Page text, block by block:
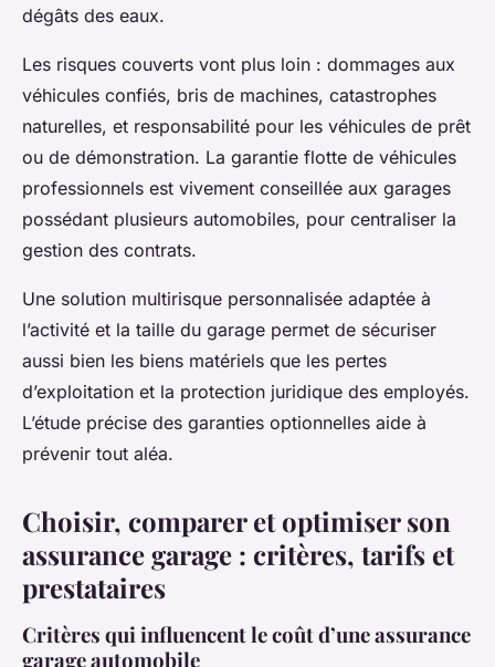
dégâts des eaux.
Les risques couverts vont plus loin : dommages aux
véhicules confiés, bris de machines, catastrophes
naturelles, et responsabilité pour les véhicules de prêt
ou de démonstration. La garantie flotte de véhicules
professionnels est vivement conseillée aux garages
possédant plusieurs automobiles, pour centraliser la
gestion des contrats.
Une solution multirisque personnalisée adaptée à
l’activité et la taille du garage permet de sécuriser
aussi bien les biens matériels que les pertes
d’exploitation et la protection juridique des employés.
L’étude précise des garanties optionnelles aide à
prévenir tout aléa.
Choisir, comparer et optimiser son
assurance garage : critères, tarifs et
prestataires
Critères qui influencent le coût d’une assurance
garage automobile